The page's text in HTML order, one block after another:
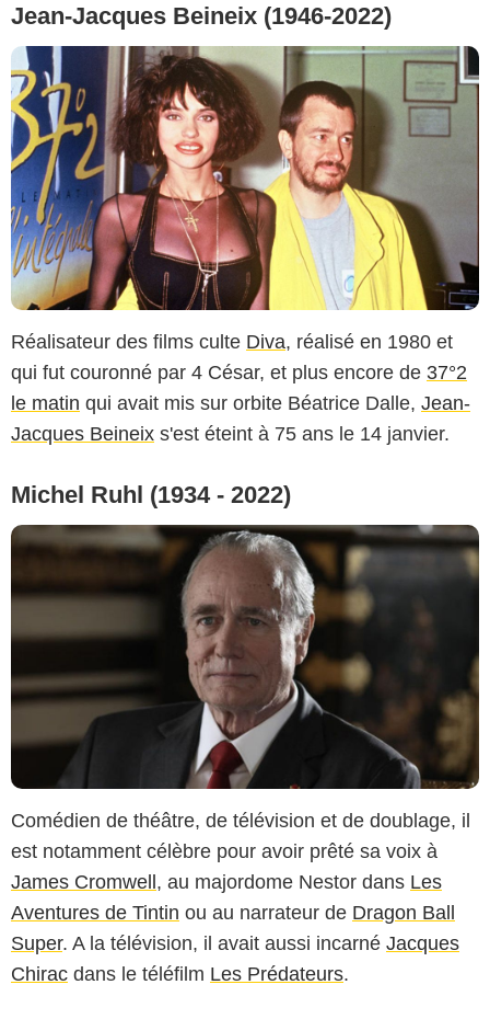
Jean-Jacques Beineix (1946-2022)
Réalisateur des films culte Diva, réalisé en 1980 et
qui fut couronné par 4 César, et plus encore de 37°2
le matin qui avait mis sur orbite Béatrice Dalle, Jean-
Jacques Beineix s'est éteint à 75 ans le 14 janvier.
Michel Ruhl (1934 - 2022)
Comédien de théâtre, de télévision et de doublage, il
est notamment célèbre pour avoir prêté sa voix à
James Cromwell, au majordome Nestor dans Les
Aventures de Tintin ou au narrateur de Dragon Ball
Super. A la télévision, il avait aussi incarné Jacques
Chirac dans le téléfilm Les Prédateurs.